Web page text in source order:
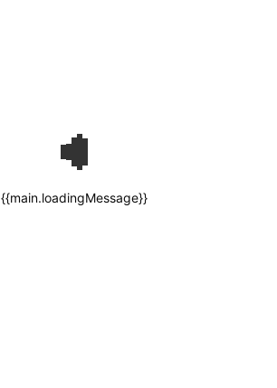
{{main.loadingMessage}}